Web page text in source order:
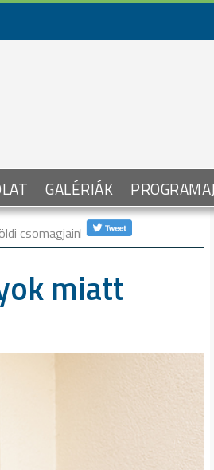
GALÉRIÁK
csomagjaink
miatt